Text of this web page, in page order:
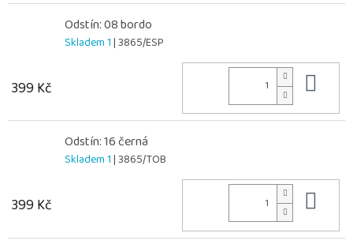
Odstín: 08 bordo
Skladem 1| 3865/ESP
399 Kč
Odstín: 16 černá
Skladem 1| 3865/TOB
399 Kč